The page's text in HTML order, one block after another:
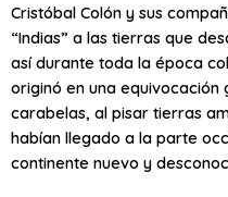
Cristóbal Colón y sus
“Indias” a las tierras que
así durante toda la época
originó en una
carabelas, al pisar tierras
habían llegado a la parte
continente nuevo y